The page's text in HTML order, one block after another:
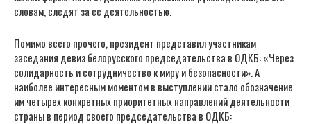
словам, следят за ее деятельностью.
Помимо всего прочего, президент представил участникам
заседания девиз белорусского председательства в ОДКБ: «Через
солидарность и сотрудничество к миру и безопасности». А
наиболее интересным моментом в выступлении стало обозначение
им четырех конкретных приоритетных направлений деятельности
страны в период своего председательства в ОДКБ: